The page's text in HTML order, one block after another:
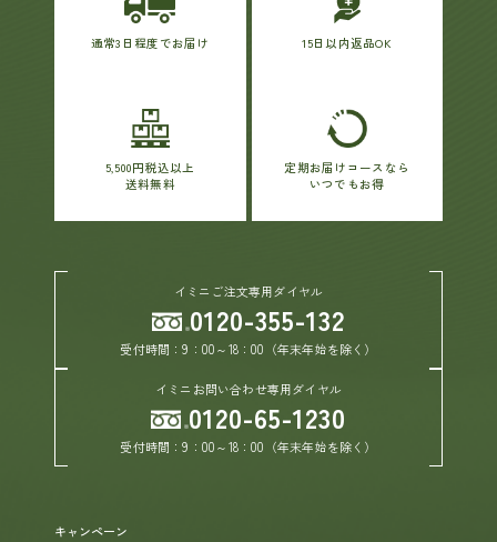
通常3日程度でお届け 15日以内返品OK
5,500円税込以上
送料無料
定期お届けコースなら
いつでもお得
キャンペーン
イミニご注文専用ダイヤル
0120-355-132
受付時間：9：00～18：00（年末年始を除く）
イミニお問い合わせ専用ダイヤル
0120-65-1230
受付時間：9：00～18：00（年末年始を除く）